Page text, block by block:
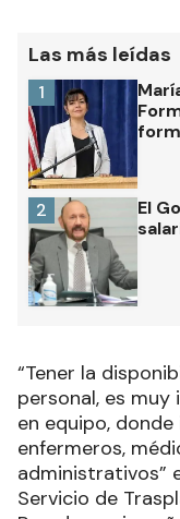
Las más leídas
1
El
2
“Tener la
personal, es
en equipo,
enfermeros,
administrativos”
Servicio de